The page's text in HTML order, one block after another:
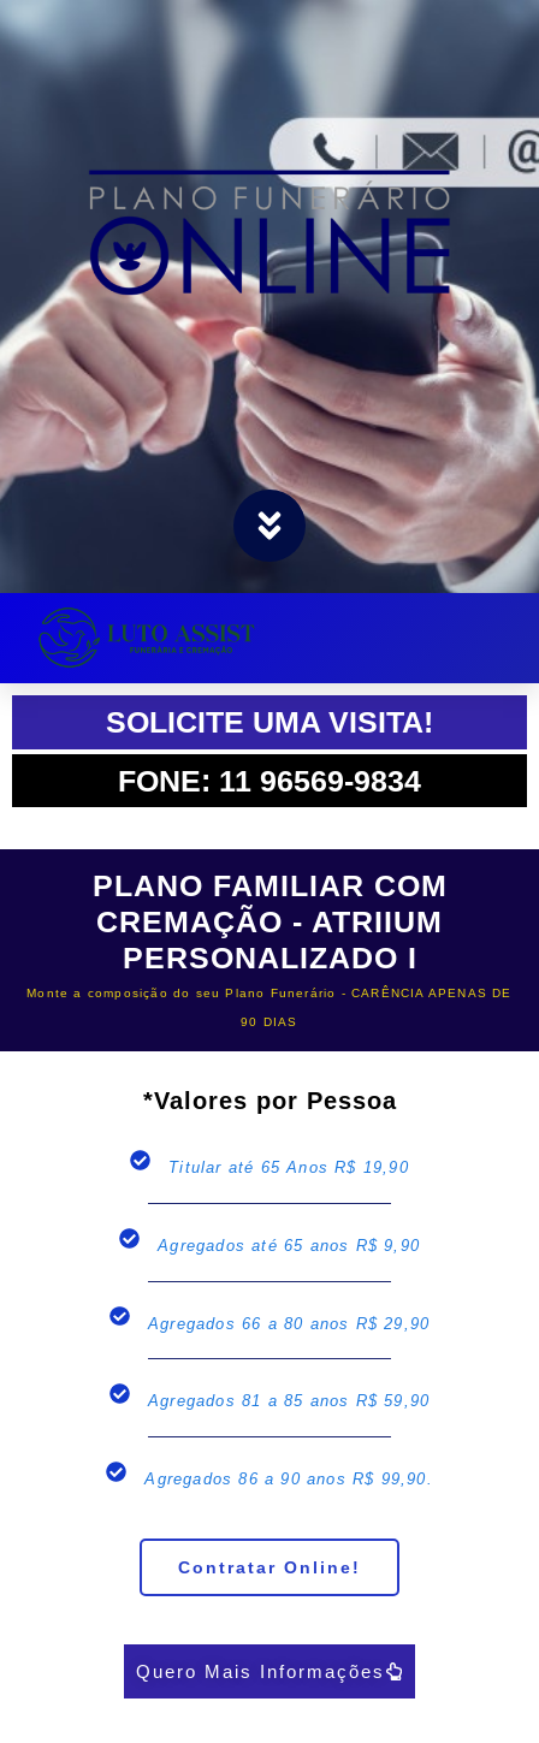
SOLICITE UMA VISITA!
FONE: 11 96569-9834
PLANO FAMILIAR COM
CREMAÇÃO - ATRIIUM
PERSONALIZADO I
Monte a composição do seu Plano Funerário - CARÊNCIA APENAS DE
90 DIAS​
*Valores por Pessoa
Titular até 65 Anos R$ 19,90
Agregados até 65 anos R$ 9,90
Agregados 66 a 80 anos R$ 29,90
Agregados 81 a 85 anos R$ 59,90
Agregados 86 a 90 anos R$ 99,90.
Contratar Online!
Quero Mais Informações